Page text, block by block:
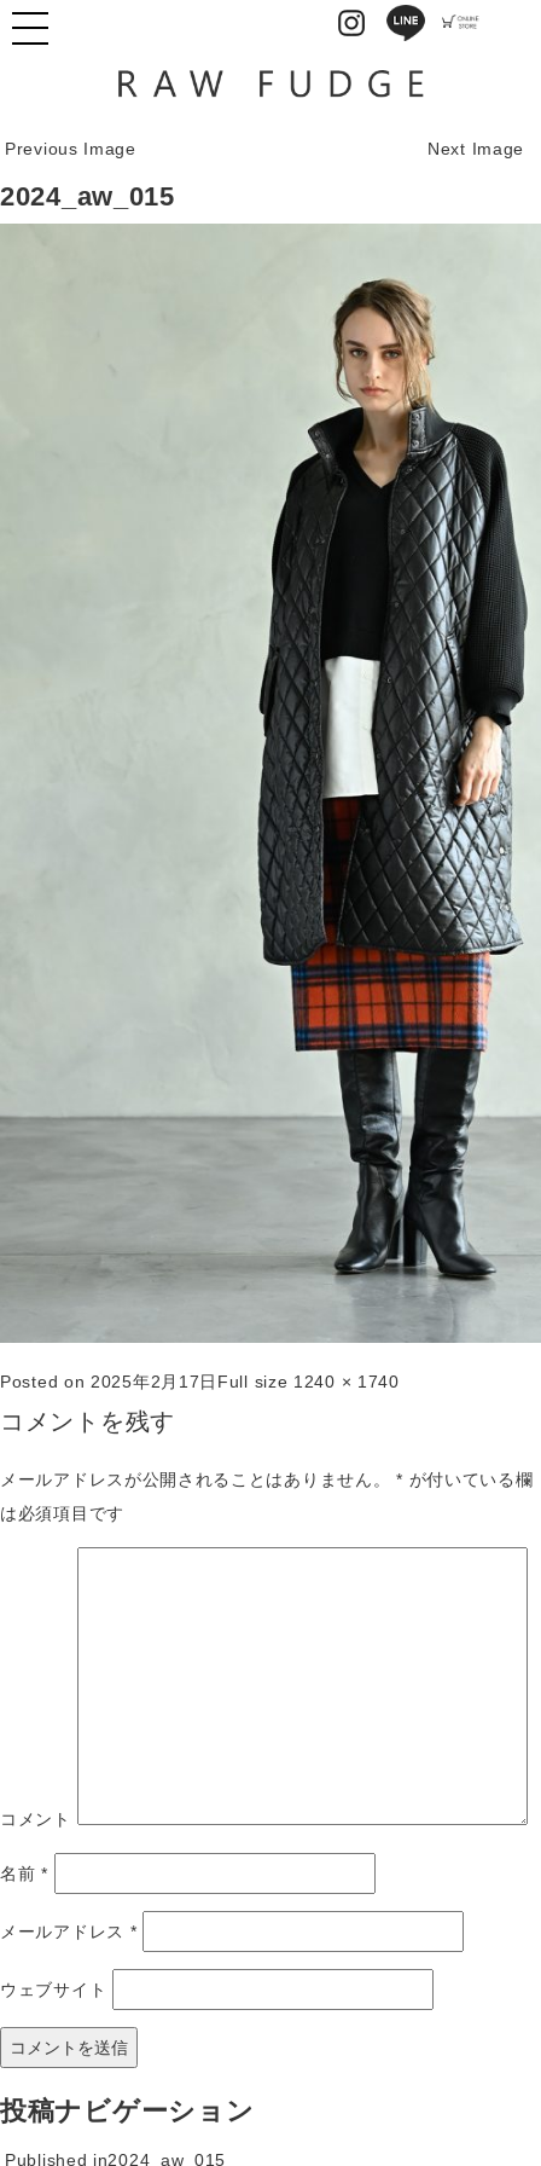
Previous Image Next Image
2024_aw_015
Posted on 2025年2月17日 Full size 1240 × 1740
コメントを残す
メールアドレスが公開されることはありません。 * が付いている欄
は必須項目です
コメント
名前*
メールアドレス *
ウェブサイト
投稿ナビゲーション
Published in2024_aw_015